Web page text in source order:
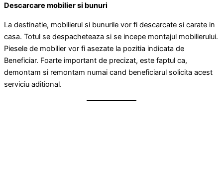
Descarcare mobilier si bunuri
La destinatie, mobilierul si bunurile vor fi descarcate si carate in
casa. Totul se despacheteaza si se incepe montajul mobilierului.
Piesele de mobilier vor fi asezate la pozitia indicata de
Beneficiar. Foarte important de precizat, este faptul ca,
demontam si remontam numai cand beneficiarul solicita acest
serviciu aditional.